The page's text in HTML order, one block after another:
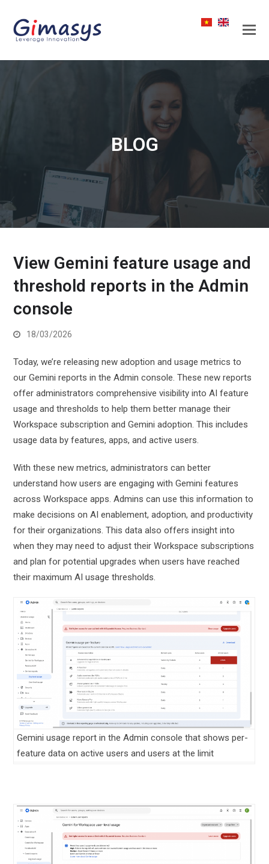
BLOG
View Gemini feature usage and
threshold reports in the Admin
console
18/03/2026
Today, we’re releasing new adoption and usage metrics to
our Gemini reports in the Admin console. These new reports
offer administrators comprehensive visibility into AI feature
usage and thresholds to help them better manage their
Workspace subscription and Gemini adoption. This includes
usage data by features, apps, and active users.
With these new metrics, administrators can better
understand how users are engaging with Gemini features
across Workspace apps. Admins can use this information to
make decisions on AI enablement, adoption, and productivity
for their organizations. This data also offers insight into
when they may need to adjust their Workspace subscriptions
and plan for potential upgrades when users have reached
their maximum AI usage thresholds.
Gemini usage report in the Admin console that shows per-
feature data on active users and users at the limit